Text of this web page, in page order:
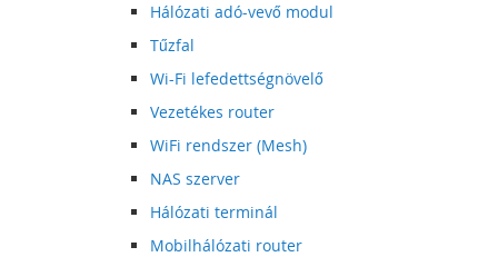
Hálózati adó-vevő modul
Tűzfal
Wi-Fi lefedettségnövelő
Vezetékes router
WiFi rendszer (Mesh)
NAS szerver
Hálózati terminál
Mobilhálózati router